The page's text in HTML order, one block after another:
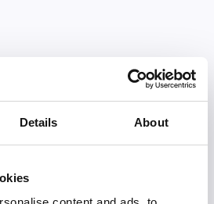
Details About
i Jobbnytt